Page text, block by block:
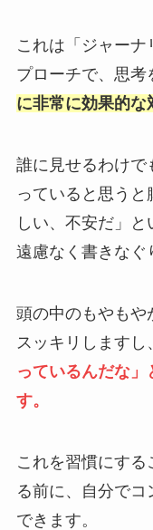
これは「ジャー
プローチで、思考
に非常に効果的な
誰に見せるわけで
っていると思う
しい、不安だ」
遠慮なく書きなぐ
頭の中のもやもや
スッキリしますし、
っているんだな」
す。
これを習慣にす
る前に、自分で
できます。